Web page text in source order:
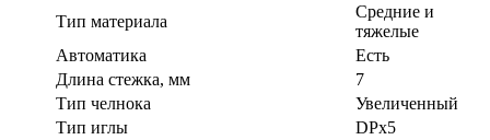
Тип материала
Средние и
тяжелые
Автоматика
Есть
Длина стежка, мм
7
Тип челнока
Увеличенный
Тип иглы
DPx5